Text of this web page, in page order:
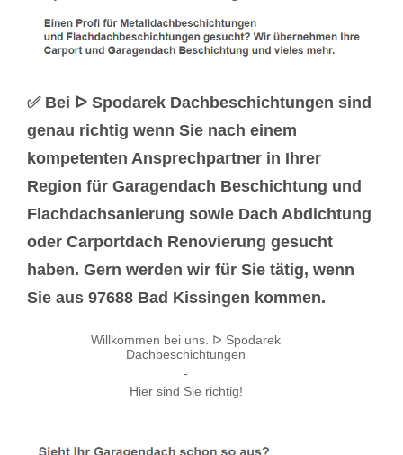
✅ Bei ᐅ Spodarek Dachbeschichtungen sind
genau richtig wenn Sie nach einem
kompetenten Ansprechpartner in Ihrer
Region für Garagendach Beschichtung und
Flachdachsanierung sowie Dach Abdichtung
oder Carportdach Renovierung gesucht
haben. Gern werden wir für Sie tätig, wenn
Sie aus 97688 Bad Kissingen kommen.
Willkommen bei uns. ᐅ Spodarek
Dachbeschichtungen
-
Hier sind Sie richtig!